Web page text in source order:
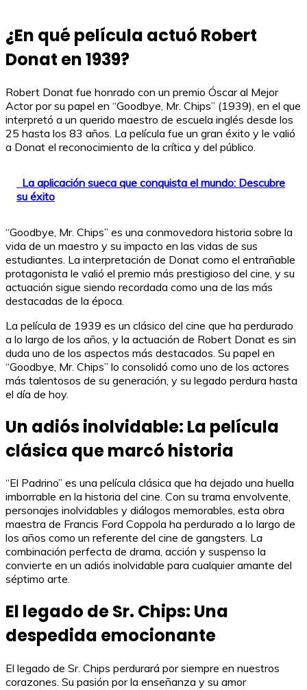
¿En qué película actuó Robert
Donat en 1939?
Robert Donat fue honrado con un premio Óscar al Mejor
Actor por su papel en “Goodbye, Mr. Chips” (1939), en el que
interpretó a un querido maestro de escuela inglés desde los
25 hasta los 83 años. La película fue un gran éxito y le valió
a Donat el reconocimiento de la crítica y del público.
La aplicación sueca que conquista el mundo: Descubre
su éxito
“Goodbye, Mr. Chips” es una conmovedora historia sobre la
vida de un maestro y su impacto en las vidas de sus
estudiantes. La interpretación de Donat como el entrañable
protagonista le valió el premio más prestigioso del cine, y su
actuación sigue siendo recordada como una de las más
destacadas de la época.
La película de 1939 es un clásico del cine que ha perdurado
a lo largo de los años, y la actuación de Robert Donat es sin
duda uno de los aspectos más destacados. Su papel en
“Goodbye, Mr. Chips” lo consolidó como uno de los actores
más talentosos de su generación, y su legado perdura hasta
el día de hoy.
Un adiós inolvidable: La película
clásica que marcó historia
“El Padrino” es una película clásica que ha dejado una huella
imborrable en la historia del cine. Con su trama envolvente,
personajes inolvidables y diálogos memorables, esta obra
maestra de Francis Ford Coppola ha perdurado a lo largo de
los años como un referente del cine de gangsters. La
combinación perfecta de drama, acción y suspenso la
convierte en un adiós inolvidable para cualquier amante del
séptimo arte.
El legado de Sr. Chips: Una
despedida emocionante
El legado de Sr. Chips perdurará por siempre en nuestros
corazones. Su pasión por la enseñanza y su amor